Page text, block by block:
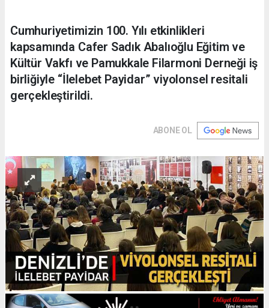
Cumhuriyetimizin 100. Yılı etkinlikleri
kapsamında Cafer Sadık Abalıoğlu Eğitim ve
Kültür Vakfı ve Pamukkale Filarmoni Derneği iş
birliğiyle “İlelebet Payidar” viyolonsel resitali
gerçekleştirildi.
ABONE OL